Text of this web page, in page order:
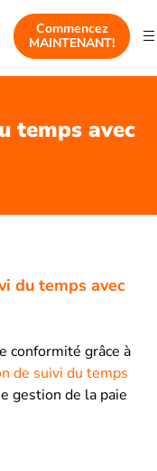
Commencez
MAINTENANT!
temps avec
du temps avec
conformité grâce à
de suivi du temps
gestion de la paie